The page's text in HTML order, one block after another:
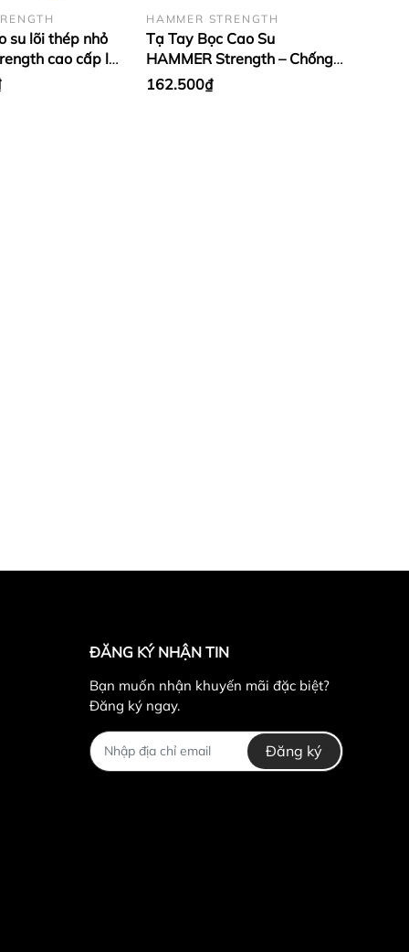
su lõi thép nhỏ
cao cấp lỗ
(giá 1 cặp)
HAMMER STRENGTH
Tạ Tay Bọc Cao Su
HAMMER Strength – Chống
Rơi Vỡ, Tay Cầm Inox Chống
Trượt (giá 1 quả)
162.500₫
ĐĂNG KÝ NHẬN TIN
Bạn muốn nhận khuyến mãi đặc biệt?
Đăng ký ngay.
Đăng ký